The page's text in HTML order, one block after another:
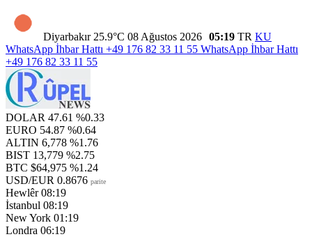
Diyarbakır 25.9°C 08 Ağustos 2026 05:19 TR KU
WhatsApp İhbar Hattı +49 176 82 33 11 55 WhatsApp İhbar Hattı
+49 176 82 33 11 55
DOLAR 47.61 %0.33
EURO 54.87 %0.64
ALTIN 6,778 %1.76
BIST 13,779 %2.75
BTC $64,975 %1.24
USD/EUR 0.8676 parite
Hewlêr 08:19
İstanbul 08:19
New York 01:19
Londra 06:19